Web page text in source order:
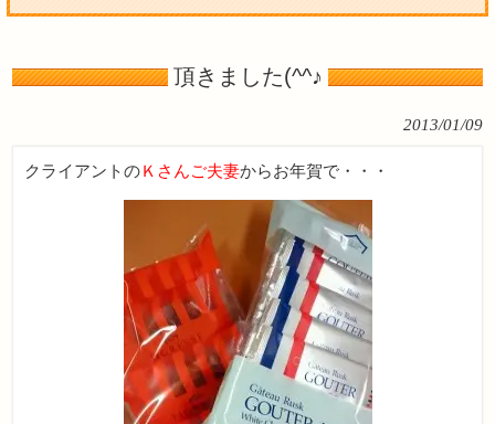
頂きました(^^♪
2013/01/09
クライアントのＫさんご夫妻からお年賀で・・・